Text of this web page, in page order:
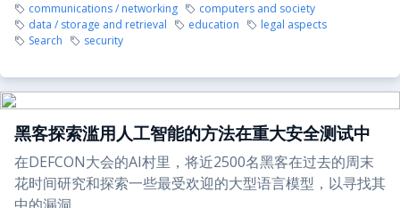
communications / networking
computers and society
data / storage and retrieval
education
legal aspects
Search
security
黑客探索滥用人工智能的方法在重大安全测试中
在DEFCON大会的AI村里，将近2500名黑客在过去的周末
花时间研究和探索一些最受欢迎的大型语言模型，以寻找其